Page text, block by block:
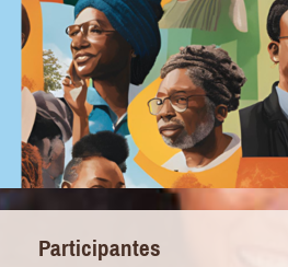
Participantes